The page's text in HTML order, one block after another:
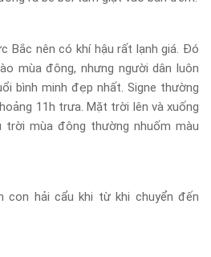
Bắc nên có khí hậu rất lạnh giá. Đó
mùa đông, nhưng người dân luôn
bình minh đẹp nhất. Signe thường
11h trưa. Mặt trời lên và xuống
trời mùa đông thường nhuốm màu
con hải cẩu khi từ khi chuyển đến